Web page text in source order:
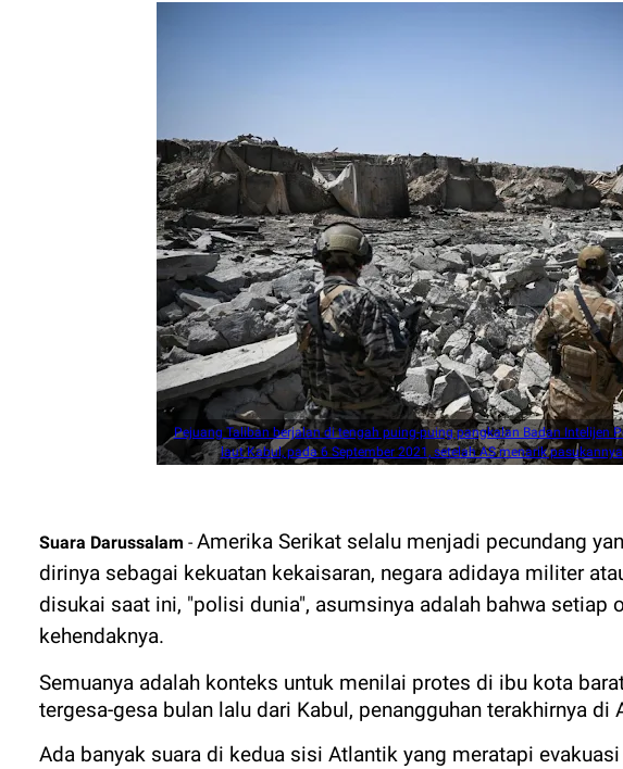
Pejuang Taliban berjalan di tengah puing-puing pangkalan Badan Intelijen
laut Kabul, pada 6 September 2021, setelah AS menarik
Suara Darussalam - Amerika Serikat selalu menjadi pecundang
dirinya sebagai kekuatan kekaisaran, negara adidaya militer
disukai saat ini, "polisi dunia", asumsinya adalah bahwa setiap
kehendaknya.
Semuanya adalah konteks untuk menilai protes di ibu kota
tergesa-gesa bulan lalu dari Kabul, penangguhan terakhirnya di
Ada banyak suara di kedua sisi Atlantik yang meratapi